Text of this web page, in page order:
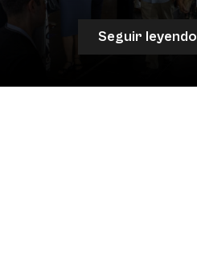
Seguir leyendo